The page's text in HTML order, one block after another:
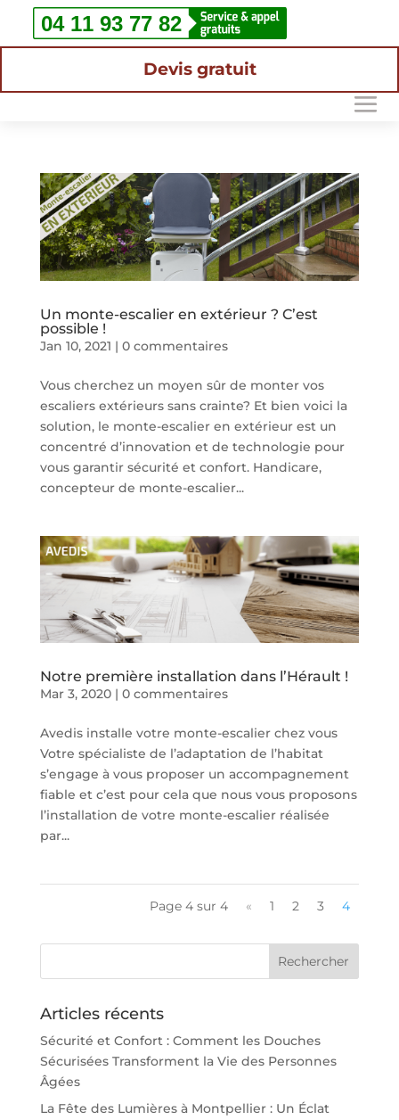
Devis gratuit
Un monte-escalier en extérieur ? C’est
possible !
Jan 10, 2021 | 0 commentaires
Vous cherchez un moyen sûr de monter vos
escaliers extérieurs sans crainte? Et bien voici la
solution, le monte-escalier en extérieur est un
concentré d’innovation et de technologie pour
vous garantir sécurité et confort. Handicare,
concepteur de monte-escalier...
Notre première installation dans l’Hérault !
Mar 3, 2020| 0 commentaires
Avedis installe votre monte-escalier chez vous
Votre spécialiste de l’adaptation de l’habitat
s’engage à vous proposer un accompagnement
fiable et c’est pour cela que nous vous proposons
l’installation de votre monte-escalier réalisée
par...
Page 4 sur 4 « 1 2 3 4
Articles récents
Sécurité et Confort : Comment les Douches
Sécurisées Transforment la Vie des Personnes
Âgées
La Fête des Lumières à Montpellier : Un Éclat